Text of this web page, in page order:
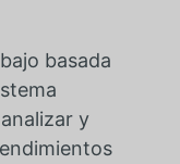
basada
y